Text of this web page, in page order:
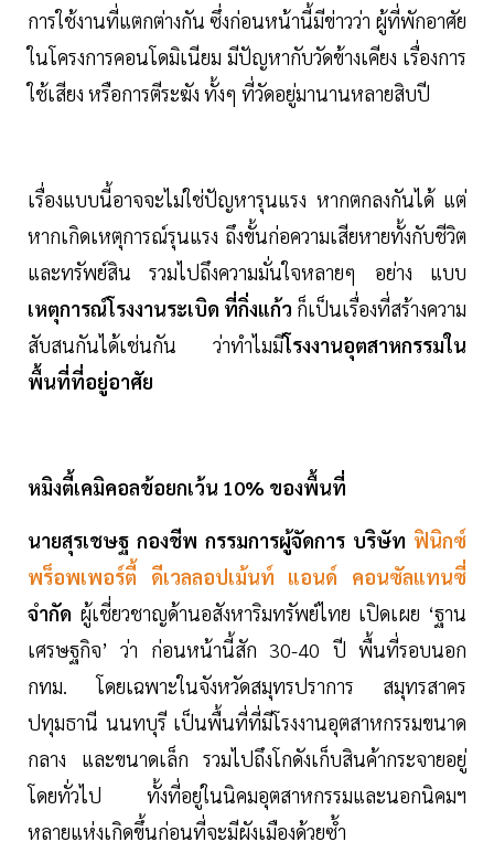
การใช้งานที่แตกต่างกัน ซึ่งก่อนหน้านี้มีข่าวว่า ผู้ที่พักอาศัย
ในโครงการคอนโดมิเนียม มีปัญหากับวัดข้างเคียง เรื่องการ
ใช้เสียง หรือการตีระฆัง ทั้งๆ ที่วัดอยู่มานานหลายสิบปี
เรื่องแบบนี้อาจจะไม่ใช่ปัญหารุนแรง หากตกลงกันได้ แต่
หากเกิดเหตุการณ์รุนแรง ถึงขั้นก่อความเสียหายทั้งกับชีวิต
และทรัพย์สิน รวมไปถึงความมั่นใจหลายๆ อย่าง แบบ
เหตุการณ์โรงงานระเบิด ที่กิ่งแก้ว ก็เป็นเรื่องที่สร้างความ
สับสนกันได้เช่นกัน ว่าทำไมมีโรงงานอุตสาหกรรมใน
พื้นที่ที่อยู่อาศัย
หมิงตี้เคมิคอลข้อยกเว้น 10% ของพื้นที่
นายสุรเชษฐ กองชีพ กรรมการผู้จัดการ บริษัท ฟินิกซ์
พร็อพเพอร์ตี้ ดีเวลลอปเม้นท์ แอนด์ คอนซัลแทนซี่
จำกัด ผู้เชี่ยวชาญด้านอสังหาริมทรัพย์ไทย เปิดเผย ‘ฐาน
เศรษฐกิจ’ ว่า ก่อนหน้านี้สัก 30-40 ปี พื้นที่รอบนอก
กทม. โดยเฉพาะในจังหวัดสมุทรปราการ สมุทรสาคร
ปทุมธานี นนทบุรี เป็นพื้นที่ที่มีโรงงานอุตสาหกรรมขนาด
กลาง และขนาดเล็ก รวมไปถึงโกดังเก็บสินค้ากระจายอยู่
โดยทั่วไป ทั้งที่อยู่ในนิคมอุตสาหกรรมและนอกนิคมฯ
หลายแห่งเกิดขึ้นก่อนที่จะมีผังเมืองด้วยซ้ำ